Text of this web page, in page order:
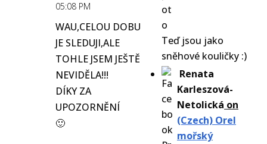
Teď jsou jako
sněhové kouličky :)
Renata
Karleszová-
Netolická on
(Czech) Orel
mořský
05:08 PM
WAU,CELOU DOBU
JE SLEDUJI,ALE
TOHLE JSEM JEŠTĚ
NEVIDĚLA!!!
DÍKY ZA
UPOZORNĚNÍ
🙂